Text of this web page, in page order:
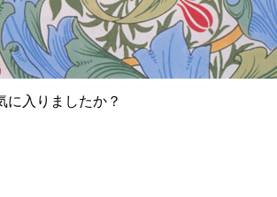
に入りましたか？